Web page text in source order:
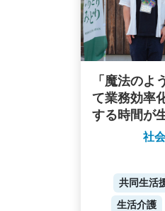
「魔法のよ
て業務効率
する時間が
社
共同生活
生活介護